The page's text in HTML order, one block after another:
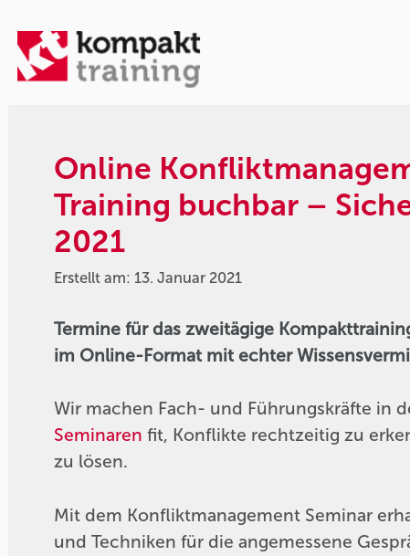
Online
Training buchbar –
2021
Erstellt am: 13. Januar 2021
Termine für das zweitägige
im Online-Format mit echter
Wir machen Fach- und Führungskräfte in
Seminaren fit, Konflikte rechtzeitig zu
zu lösen.
Mit dem Konfliktmanagement Seminar
und Techniken für die angemessene